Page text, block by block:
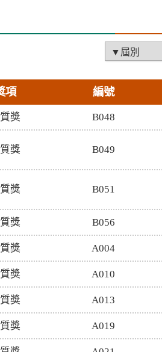
項 編號
獎 B048
獎 B049
獎 B051
獎 B056
獎 A004
獎 A010
獎 A013
獎 A019